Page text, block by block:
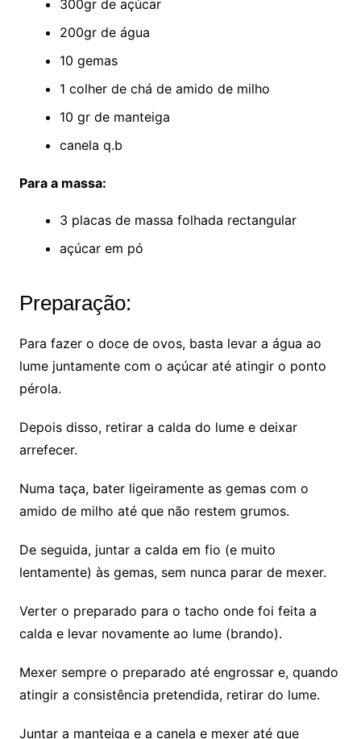
300gr de açúcar
200gr de água
10 gemas
1 colher de chá de amido de milho
10 gr de manteiga
canela q.b
Para a massa:
3 placas de massa folhada rectangular
açúcar em pó
Preparação:
Para fazer o doce de ovos, basta levar a água ao
lume juntamente com o açúcar até atingir o ponto
pérola.
Depois disso, retirar a calda do lume e deixar
arrefecer.
Numa taça, bater ligeiramente as gemas com o
amido de milho até que não restem grumos.
De seguida, juntar a calda em fio (e muito
lentamente) às gemas, sem nunca parar de mexer.
Verter o preparado para o tacho onde foi feita a
calda e levar novamente ao lume (brando).
Mexer sempre o preparado até engrossar e, quando
atingir a consistência pretendida, retirar do lume.
Juntar a manteiga e a canela e mexer até que